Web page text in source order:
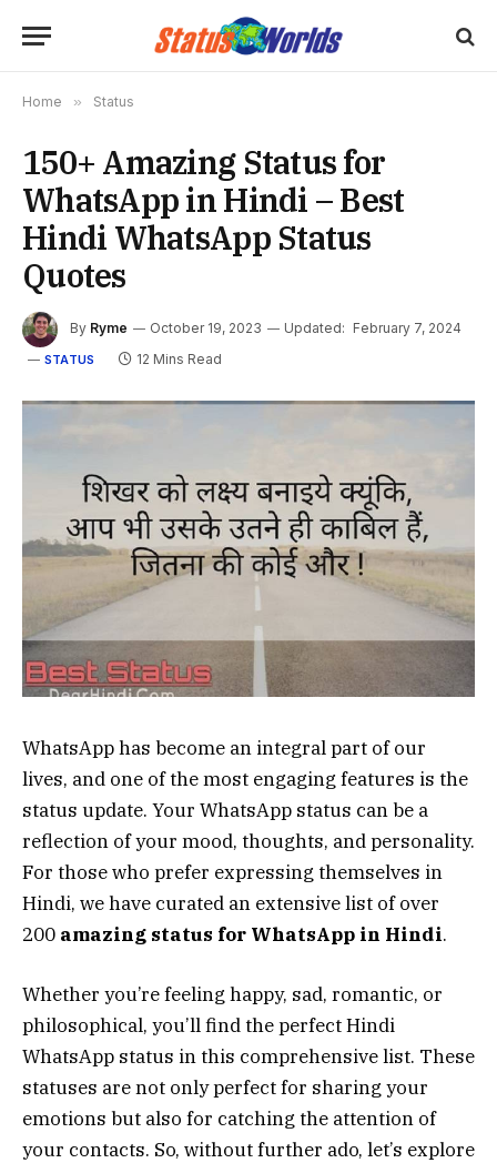
Home » Status
150+ Amazing Status for
WhatsApp in Hindi – Best
Hindi WhatsApp Status
Quotes
By Ryme October 19, 2023 Updated: February 7, 2024
STATUS 12 Mins Read
WhatsApp has become an integral part of our
lives, and one of the most engaging features is the
status update. Your WhatsApp status can be a
reflection of your mood, thoughts, and personality.
For those who prefer expressing themselves in
Hindi, we have curated an extensive list of over
200 amazing status for WhatsApp in Hindi.
Whether you’re feeling happy, sad, romantic, or
philosophical, you’ll find the perfect Hindi
WhatsApp status in this comprehensive list. These
statuses are not only perfect for sharing your
emotions but also for catching the attention of
your contacts. So, without further ado, let’s explore